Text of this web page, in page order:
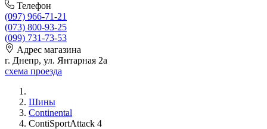
Телефон
(097) 966-71-21
(073) 800-93-25
(099) 731-73-53
Адрес магазина
г. Днепр, ул. Янтарная 2а
схема проезда
Шины
Continental
ContiSportAttack 4